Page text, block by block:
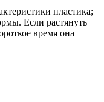
пластика;
Если растянуть
время она